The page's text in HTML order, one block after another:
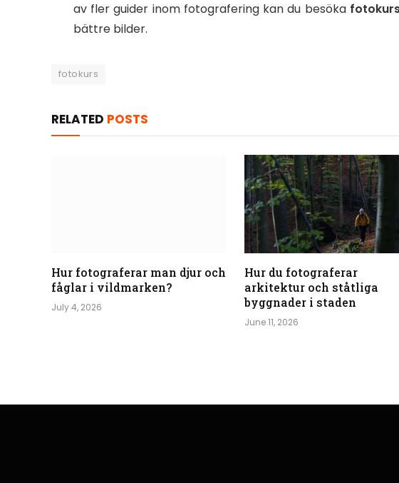
av fler guider inom fotografering kan du besöka
bättre bilder.
fotokurs
RELATED POSTS
Hur fotograferar man djur och
fåglar i vildmarken?
July 4, 2026
Hur du fotograferar
arkitektur och ståtliga
byggnader i staden
June 11, 2026